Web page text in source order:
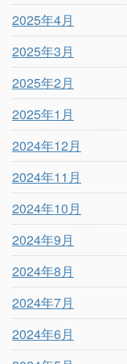
2025年4月
2025年3月
2025年2月
2025年1月
2024年12月
2024年11月
2024年10月
2024年9月
2024年8月
2024年7月
2024年6月